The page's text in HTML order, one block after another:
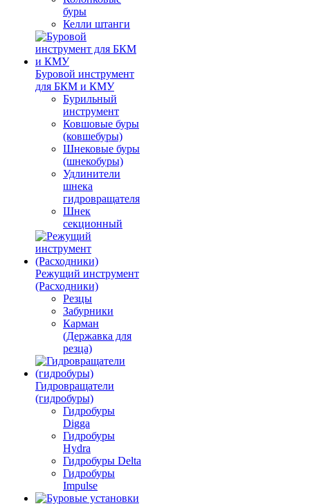
буры
Келли штанги
Буровой инструмент
для БКМ и КМУ
Бурильный
инструмент
Ковшовые буры
(ковшебуры)
Шнековые буры
(шнекобуры)
Удлинители
шнека
гидровращателя
Шнек
секционный
Режущий инструмент
(Расходники)
Резцы
Забурники
Карман
(Державка для
резца)
Гидровращатели
(гидробуры)
Гидробуры
Digga
Гидробуры
Hydra
Гидробуры Delta
Гидробуры
Impulse